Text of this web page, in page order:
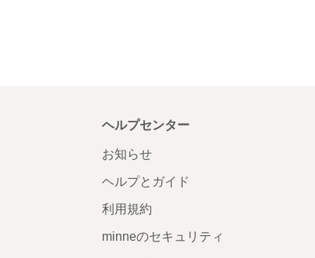
ヘルプセンター
お知らせ
ヘルプとガイド
利用規約
minneのセキュリティ